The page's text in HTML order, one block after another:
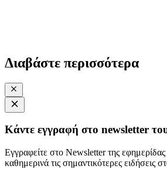
Διαβάστε περισσότερα
Κάντε εγγραφή στο newsletter
Εγγραφείτε στο Newsletter της εφημερίδας
καθημερινά τις σημαντικότερες ειδήσεις